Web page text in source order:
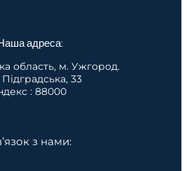
адреса:
область, м. Ужгород.
33
: 88000
з нами: